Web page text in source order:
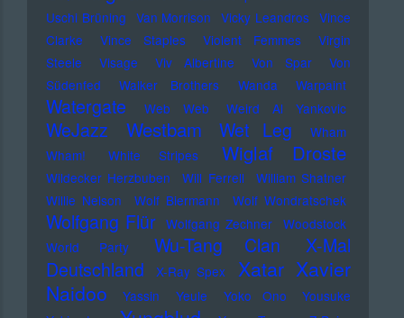
Uschi Brüning Van Morrison Vicky Leandros Vince
Clarke
Vince Staples Violent Femmes
Virgin
Steele
Visage Viv Albertine Von Spar
Von
Südenfed
Walker Brothers Wanda Warpaint
Watergate Web Web Weird Al Yankovic
WeJazz Westbam Wet Leg
Wham
Wham!
White Stripes Wiglaf Droste
Wildecker Herzbuben Will Ferrell
William Shatner
Willie Nelson
Wolf Biermann Wolf Wondratschek
Wolfgang Flür Wolfgang Zechner
Woodstock
World Party
Wu-Tang Clan
X-Mal
Deutschland
X-Ray Spex Xatar Xavier
Naidoo
Yassin Yeule Yoko Ono
Yousuke